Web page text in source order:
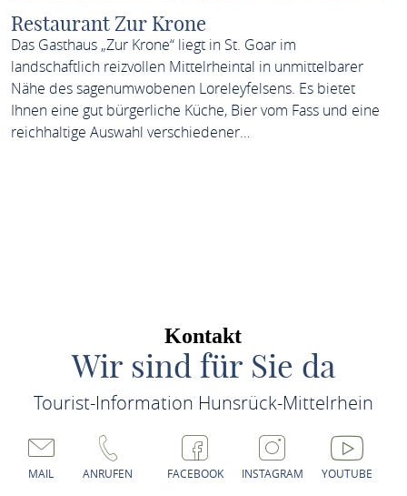
Restaurant Zur Krone
Das Gasthaus „Zur Krone“ liegt in St. Goar im
landschaftlich reizvollen Mittelrheintal in unmittelbarer
Nähe des sagenumwobenen Loreleyfelsens. Es bietet
Ihnen eine gut bürgerliche Küche, Bier vom Fass und eine
reichhaltige Auswahl verschiedener…
Kontakt
Wir sind für Sie da
Tourist-Information Hunsrück-Mittelrhein
MAIL ANRUFEN FACEBOOK INSTAGRAM YOUTUBE